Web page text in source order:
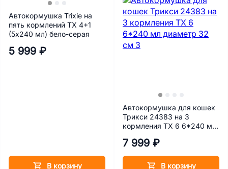
Автокормушка Trixie на
пять кормлений ТХ 4+1
(5х240 мл) бело-серая
5 999 ₽
В корзину
Автокормушка для кошек
Трикси 24383 на 3
кормления ТХ 6 6*240 мл
7 999 ₽
В корзину